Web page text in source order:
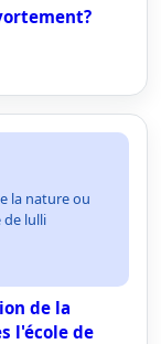
la nature ou
de lulli
de la
l'école de